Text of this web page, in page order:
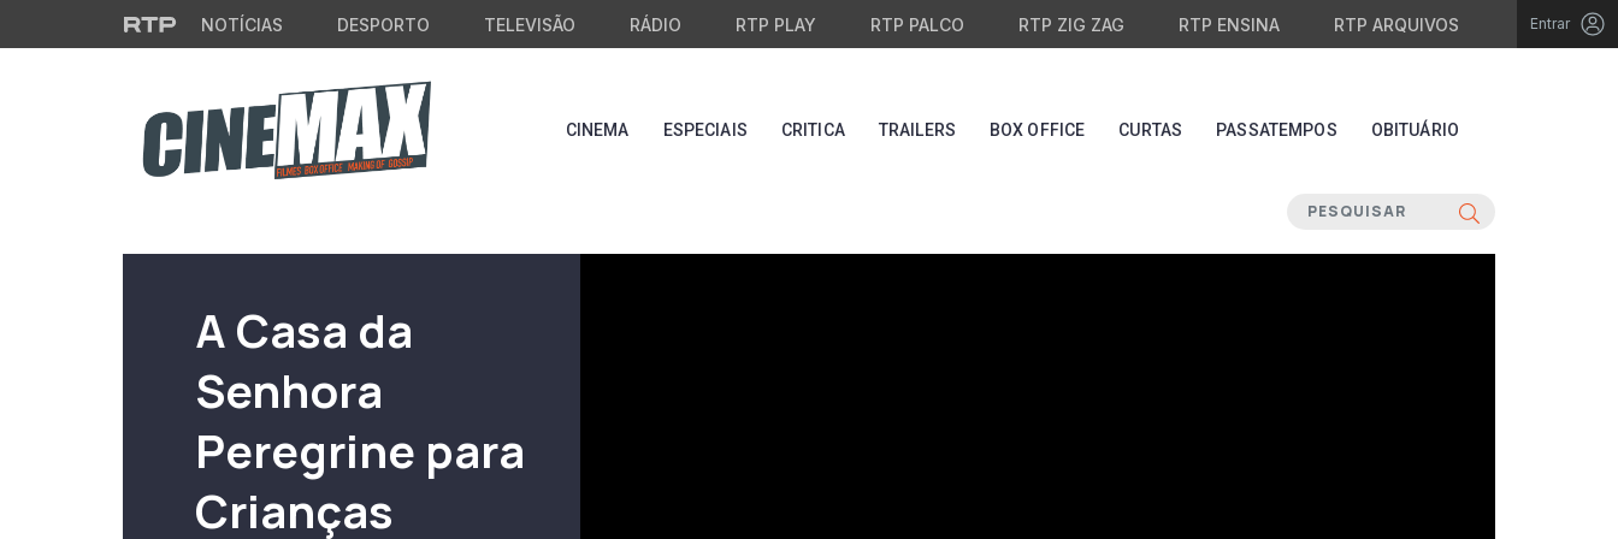
Saltar para o conteúdo principal
NOTÍCIAS DESPORTO TELEVISÃO RÁDIO RTP PLAY RTP PALCO RTP ZIG ZAG RTP ENSINA RTP ARQUIVOS Entrar
CINEMA ESPECIAIS CRITICA TRAILERS BOX OFFICE CURTAS PASSATEMPOS OBITUÁRIO
A Casa da
Senhora
Peregrine para
Crianças